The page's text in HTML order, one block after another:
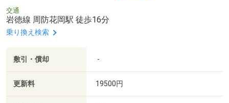
交通
岩徳線 周防花岡駅 徒歩16分
乗り換え検索
敷引・償却 -
更新料 19500円